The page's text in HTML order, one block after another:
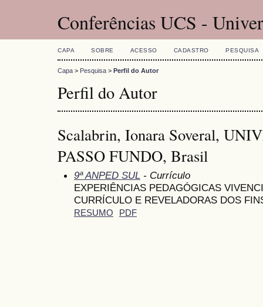
Conferências UCS -
CAPA SOBRE ACESSO CADASTRO PESQUISA
Capa > Pesquisa > Perfil do Autor
Perfil do Autor
Scalabrin, Ionara Soveral,
PASSO FUNDO, Brasil
9ª ANPED SUL - Currículo
EXPERIÊNCIAS PEDAGÓGICAS
CURRÍCULO E REVELADORAS DOS
RESUMO PDF